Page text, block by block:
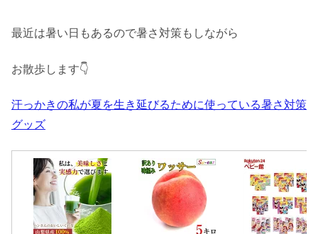
最近は暑い日もあるので暑さ対策もしながら
お散歩します👇
汗っかきの私が夏を生き延びるために使っている暑さ対策
グッズ